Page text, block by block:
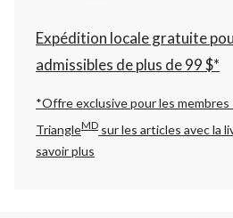
Expédition locale gratuite
admissibles de plus de 99 $*
*Offre exclusive pour les membres
TriangleMD sur les articles avec la
savoir plus